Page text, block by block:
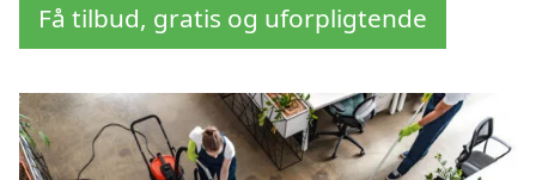
Få tilbud, gratis og uforpligtende